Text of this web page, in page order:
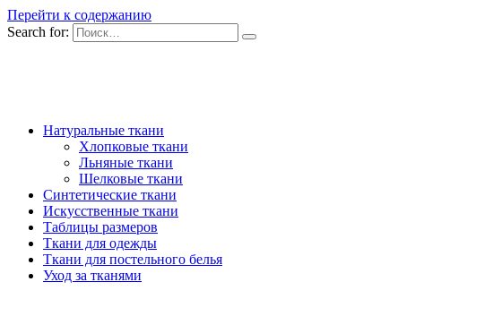
Перейти к содержанию
Search for:
Натуральные ткани
Хлопковые ткани
Льняные ткани
Шелковые ткани
Синтетические ткани
Искусственные ткани
Таблицы размеров
Ткани для одежды
Ткани для постельного белья
Уход за тканями